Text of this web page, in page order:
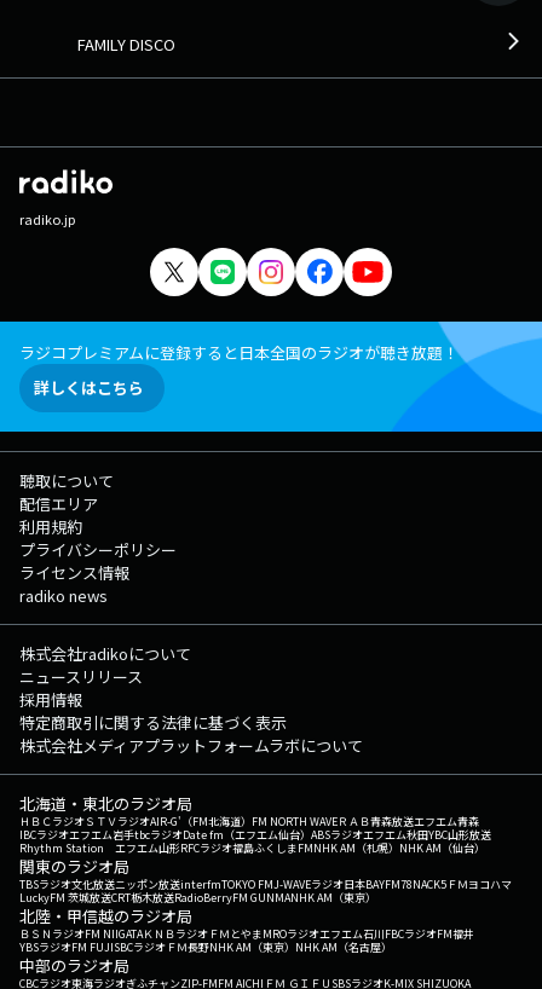
FAMILY DISCO
radiko.jp
ラジコプレミアムに登録すると日本全国のラジオが聴き放題！
詳しくはこちら
聴取について
配信エリア
利用規約
プライバシーポリシー
ライセンス情報
radiko news
株式会社radikoについて
ニュースリリース
採用情報
特定商取引に関する法律に基づく表示
株式会社メディアプラットフォームラボについて
北海道・東北のラジオ局
ＨＢＣラジオＳＴＶラジオAIR-G'（FM北海道） FM NORTH WAVEＲＡＢ青森放送エフエム青森
IBCラジオエフエム岩手tbcラジオDate fm（エフエム仙台） ABSラジオエフエム秋田YBC山形放送
Rhythm Station エフエム山形RFCラジオ福島ふくしまFMNHK AM（札幌） NHK AM（仙台）
関東のラジオ局
TBSラジオ文化放送ニッポン放送interfmTOKYO FMJ-WAVEラジオ日本BAYFM78NACK5 ＦＭヨコハマ
LuckyFM 茨城放送CRT栃木放送RadioBerryFM GUNMANHK AM（東京）
北陸・甲信越のラジオ局
ＢＳＮラジオFM NIIGATAＫＮＢラジオ ＦＭとやまMROラジオエフエム石川FBCラジオFM福井
YBSラジオFM FUJISBCラジオ ＦＭ長野NHK AM（東京） NHK AM（名古屋）
中部のラジオ局
CBCラジオ東海ラジオぎふチャンZIP-FMFM AICHI ＦＭ ＧＩＦＵ SBSラジオK-MIX SHIZUOKA